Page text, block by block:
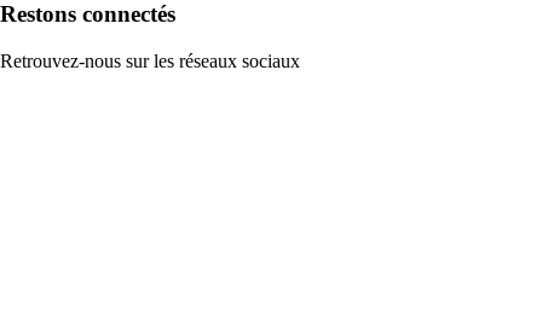
Restons connectés
Retrouvez-nous sur les réseaux sociaux